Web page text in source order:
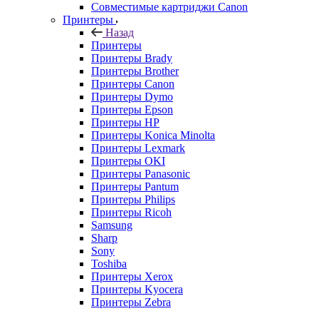
Совместимые картриджи Canon
Принтеры
Назад
Принтеры
Принтеры Brady
Принтеры Brother
Принтеры Canon
Принтеры Dymo
Принтеры Epson
Принтеры HP
Принтеры Konica Minolta
Принтеры Lexmark
Принтеры OKI
Принтеры Panasonic
Принтеры Pantum
Принтеры Philips
Принтеры Ricoh
Samsung
Sharp
Sony
Toshiba
Принтеры Xerox
Принтеры Kyocera
Принтеры Zebra